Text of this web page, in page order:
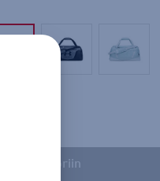
ostoskoriin